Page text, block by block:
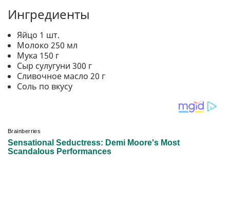
Ингредиенты
Яйцо 1 шт.
Молоко 250 мл
Мука 150 г
Сыр сулугуни 300 г
Сливочное масло 20 г
Соль по вкусу